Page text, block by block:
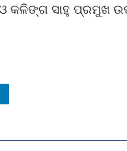
ଓ କଳିଙ୍ଗ ସାହୁ ପ୍ରମୁଖ